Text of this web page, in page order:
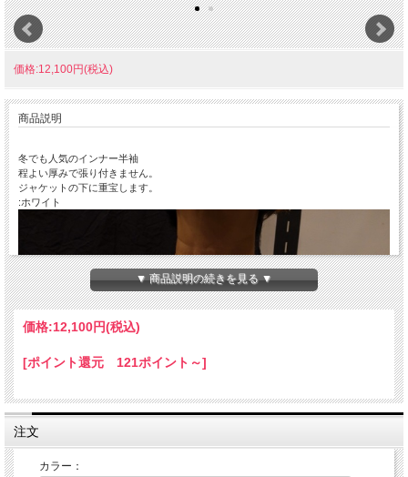
価格:12,100円(税込)
商品説明
冬でも人気のインナー半袖
程よい厚みで張り付きません。
ジャケットの下に重宝します。
:ホワイト
▼ 商品説明の続きを見る ▼
価格:12,100円(税込)
[ポイント還元 121ポイント～]
注文
カラー：